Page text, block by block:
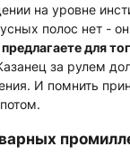
на уровне
полос нет -
для
за рулем
И помнить